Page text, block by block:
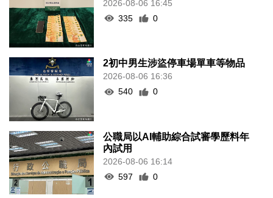
2026-08-06 16:45
335
0
2初中男生涉盜停車場單車等物品
2026-08-06 16:36
540
0
公職局以AI輔助綜合試審學歷料年
內試用
2026-08-06 16:14
597
0